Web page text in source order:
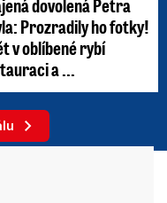
dovolená Petra
Prozradily ho fotky!
v oblíbené rybí
a ...